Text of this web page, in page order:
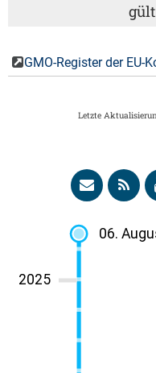
GMO-Register der EU-
Letzte